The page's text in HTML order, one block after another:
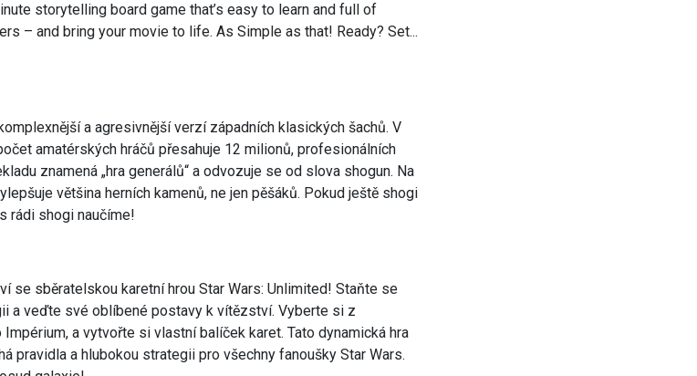
storytelling board game that’s easy to learn and full of
– and bring your movie to life. As Simple as that! Ready? Set...
a agresivnější verzí západních klasických šachů. V
amatérských hráčů přesahuje 12 milionů, profesionálních
znamená „hra generálů“ a odvozuje se od slova shogun. Na
většina herních kamenů, ne jen pěšáků. Pokud ještě shogi
rádi shogi naučíme!
se sběratelskou karetní hrou Star Wars: Unlimited! Staňte se
a veďte své oblíbené postavy k vítězství. Vyberte si z
a vytvořte si vlastní balíček karet. Tato dynamická hra
pravidla a hlubokou strategii pro všechny fanoušky Star Wars.